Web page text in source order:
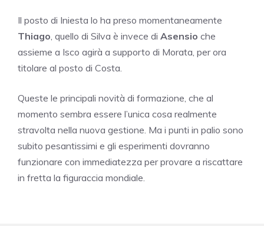
Il posto di Iniesta lo ha preso momentaneamente
Thiago, quello di Silva è invece di Asensio che
assieme a Isco agirà a supporto di Morata, per ora
titolare al posto di Costa.
Queste le principali novità di formazione, che al
momento sembra essere l’unica cosa realmente
stravolta nella nuova gestione. Ma i punti in palio sono
subito pesantissimi e gli esperimenti dovranno
funzionare con immediatezza per provare a riscattare
in fretta la figuraccia mondiale.